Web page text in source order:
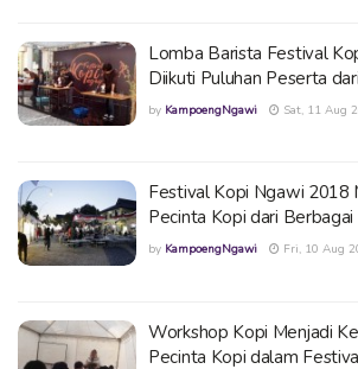
Lomba Barista Festival
Diikuti Puluhan Peserta
by KampoengNgawi Sat, 11 Aug
Festival Kopi Ngawi 2018
Pecinta Kopi dari Berbagai
by KampoengNgawi Fri, 10 Aug
Workshop Kopi Menjadi
Pecinta Kopi dalam